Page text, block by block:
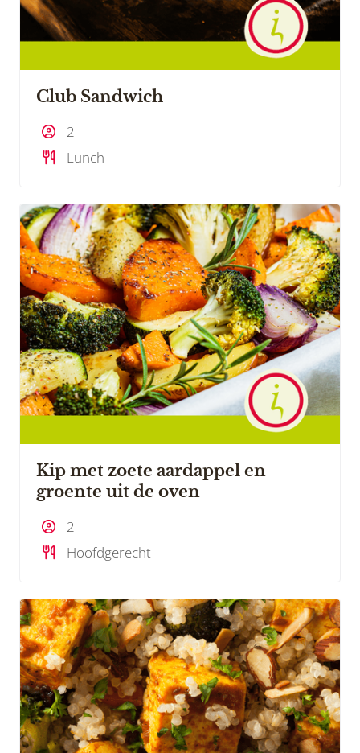
Club Sandwich
2
Lunch
Kip met zoete aardappel en
groente uit de oven
2
Hoofdgerecht